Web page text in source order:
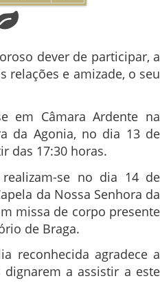
dever de participar, a
relações e amizade, o seu
em Câmara Ardente na
da Agonia, no dia 13 de
das 17:30 horas.
se no dia 14 de
da Nossa Senhora da
missa de corpo presente
de Braga.
reconhecida agradece a
a assistir a este